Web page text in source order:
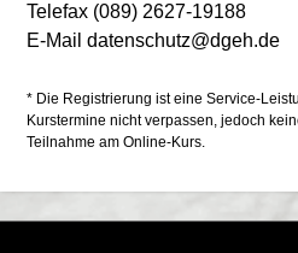
Telefax (089) 2627-19188
E-Mail datenschutz@dgeh.de
* Die Registrierung ist eine Service-
Kurstermine nicht verpassen, jedoch
Teilnahme am Online-Kurs.